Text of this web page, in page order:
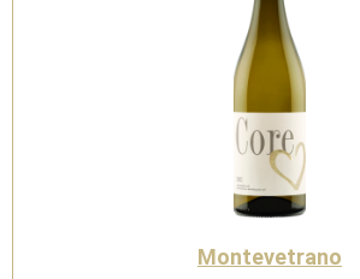
Montevetrano